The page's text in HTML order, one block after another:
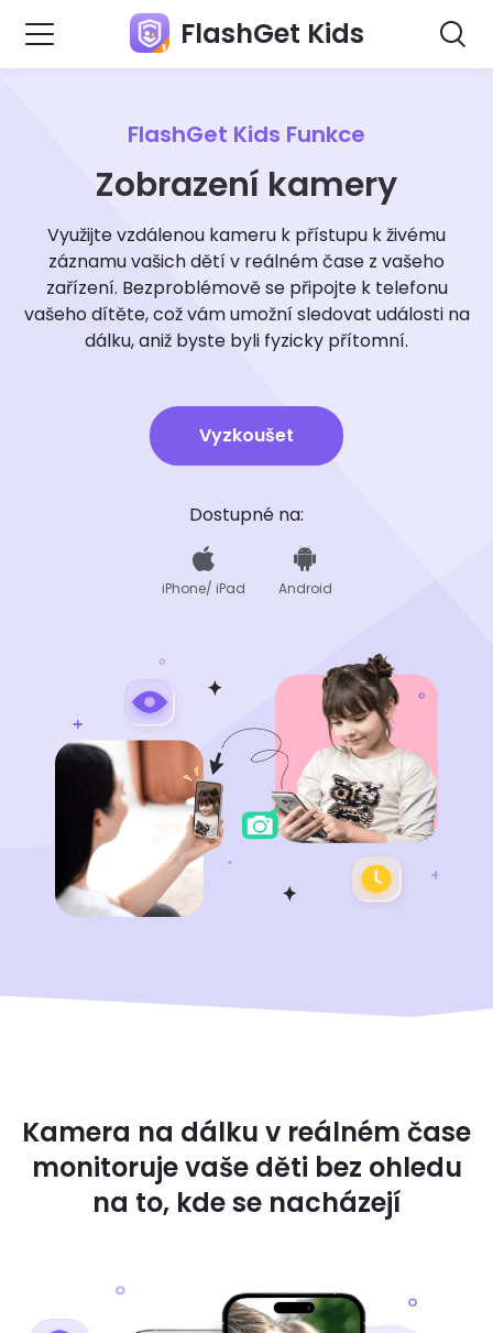
FlashGet Kids
FlashGet Kids Funkce
Zobrazení kamery
Využijte vzdálenou kameru k přístupu k živému
záznamu vašich dětí v reálném čase z vašeho
zařízení. Bezproblémově se připojte k telefonu
vašeho dítěte, což vám umožní sledovat události na
dálku, aniž byste byli fyzicky přítomní.
Vyzkoušet
Dostupné na:
iPhone/ iPad Android
Kamera na dálku v reálném čase
monitoruje vaše děti bez ohledu
na to, kde se nacházejí